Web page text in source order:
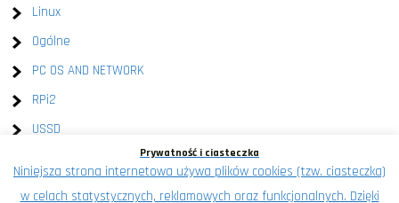
Linux
Ogólne
PC OS AND NETWORK
RPi2
USSD
XEN
Prywatność i ciasteczka
Niniejsza strona internetowa używa plików cookies (tzw. ciasteczka)
w celach statystycznych, reklamowych oraz funkcjonalnych. Dzięki